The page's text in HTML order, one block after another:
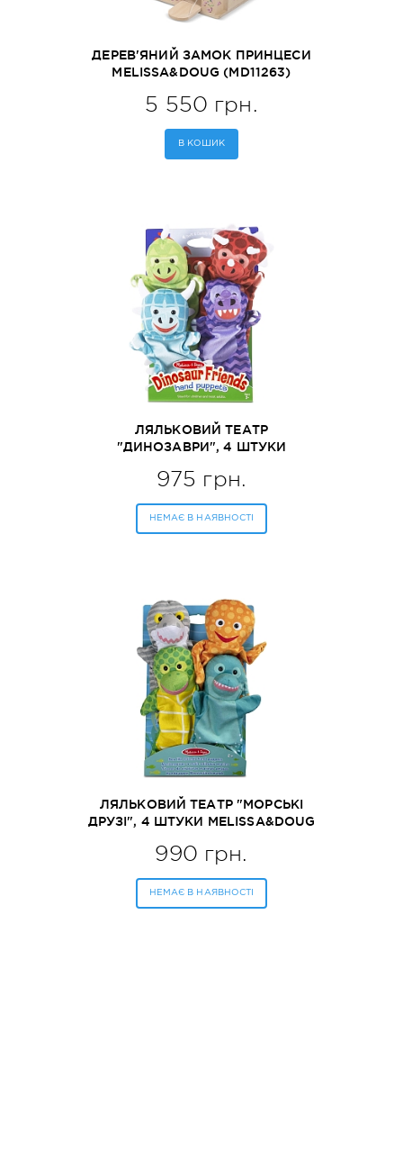
ДЕРЕВ'ЯНИЙ ЗАМОК ПРИНЦЕСИ
MELISSA&DOUG (MD11263)
5 550 грн.
В КОШИК
ЛЯЛЬКОВИЙ ТЕАТР
"ДИНОЗАВРИ", 4 ШТУКИ
975 грн.
НЕМАЄ В НАЯВНОСТІ
ЛЯЛЬКОВИЙ ТЕАТР "МОРСЬКІ
ДРУЗІ", 4 ШТУКИ MELISSA&DOUG
990 грн.
НЕМАЄ В НАЯВНОСТІ